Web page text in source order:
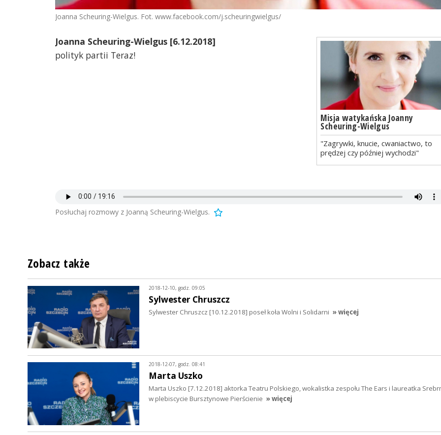
Joanna Scheuring-Wielgus. Fot. www.facebook.com/j.scheuringwielgus/
Misja watykańska Joanny
Scheuring-Wielgus
"Zagrywki, knucie, cwaniactwo, to
prędzej czy później wychodzi"
Joanna Scheuring-Wielgus [6.12.2018]
polityk partii Teraz!
Posłuchaj rozmowy z Joanną Scheuring-Wielgus.
Zobacz także
2018-12-10, godz. 09:05
Sylwester Chruszcz
Sylwester Chruszcz [10.12.2018] poseł koła Wolni i Solidarni » więcej
2018-12-07, godz. 08:41
Marta Uszko
Marta Uszko [7.12.2018] aktorka Teatru Polskiego, wokalistka zespołu The Ears i laureatka
w plebiscycie Bursztynowe Pierścienie » więcej